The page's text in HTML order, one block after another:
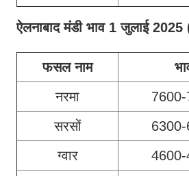
ऐलनाबाद मंडी भाव 1 जुलाई 2025
फसल नाम
नरमा
सरसों
ग्वार